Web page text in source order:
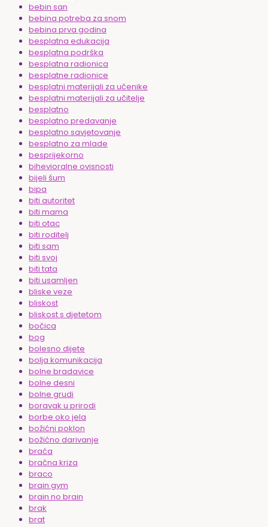
bebin san
bebina potreba za snom
bebina prva godina
besplatna edukacija
besplatna podrška
besplatna radionica
besplatne radionice
besplatni materijali za učenike
besplatni materijali za učitelje
besplatno
besplatno predavanje
besplatno savjetovanje
besplatno za mlade
besprijekorno
bihevioralne ovisnosti
bijeli šum
bipa
biti autoritet
biti mama
biti otac
biti roditelj
biti sam
biti svoj
biti tata
biti usamljen
bliske veze
bliskost
bliskost s djetetom
bočica
bog
bolesno dijete
bolja komunikacija
bolne bradavice
bolne desni
bolne grudi
boravak u prirodi
borbe oko jela
božićni poklon
božićno darivanje
braća
bračna kriza
braco
brain gym
brain no brain
brak
brat